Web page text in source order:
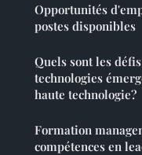
Opportunités
postes disponibles
Quels sont les
technologies
haute technologie?
Formation
compétences en